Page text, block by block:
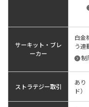
サーキット・ブレ
ーカー
白金
う連
制
ストラテジー取引
あり
ド）